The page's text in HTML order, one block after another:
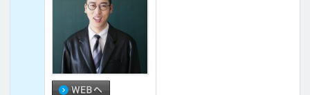
福井エフエム放送株式会社
〒910-8553 福井県福井市御幸1丁目1番地1号
0776-21-2100FAX 0776-21-2101
©FUKUI FM BROADCASTING Co.Ltd. All rights reserved.